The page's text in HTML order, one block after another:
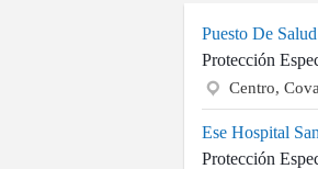
Puesto De
Protección
Centro,
Ese Hospital
Protección